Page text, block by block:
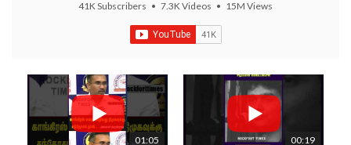
41K Subscribers • 7.3K Videos • 15M Views
01:05 00:19